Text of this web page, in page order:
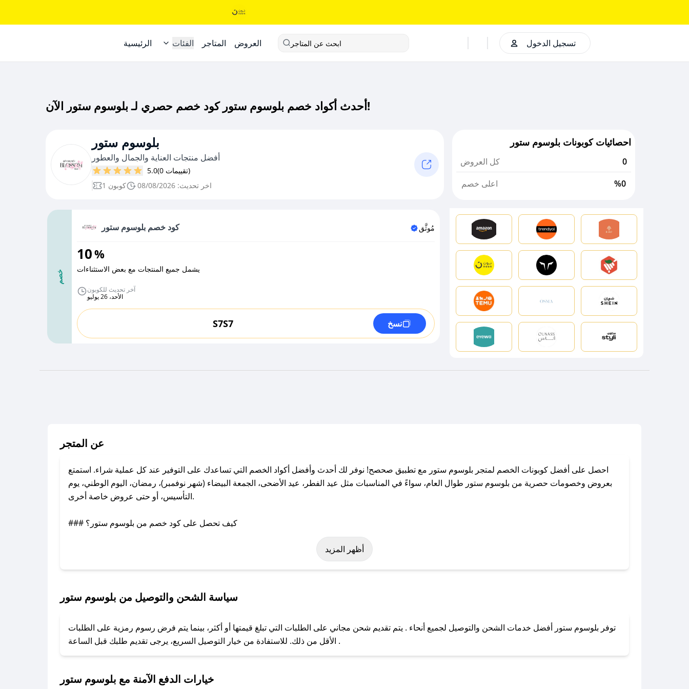
الرئيسية الفئات المتاجر العروض ابحث عن المتاجر تسجيل الدخول
أحدث أكواد خصم بلوسوم ستور كود خصم حصري لـ بلوسوم ستور الآن!
بلوسوم ستور
أفضل منتجات العناية والجمال والعطور
5.0
(0 تقييمات)
1 كوبون
اخر تحديث: 08/08/2026
احصائيات كوبونات بلوسوم ستور
كل العروض
0
اعلى خصم
%0
خصم
كود خصم بلوسوم ستور مُوثَّق
10%
يشمل جميع المنتجات مع بعض الاستثناءات
آخر تحديث للكوبون
الأحد، 26 يوليو
S7S7 نسخ
عن المتجر
احصل على أفضل كوبونات الخصم لمتجر بلوسوم ستور مع تطبيق صحصح! نوفر لك أحدث وأفضل أكواد الخصم التي تساعدك على التوفير عند كل عملية شراء. استمتع
بعروض وخصومات حصرية من بلوسوم ستور طوال العام، سواءً في المناسبات مثل عيد الفطر، عيد الأضحى، الجمعة البيضاء (شهر نوفمبر)، رمضان، اليوم الوطني، يوم
التأسيس، أو حتى عروض خاصة أخرى.
### كيف تحصل على كود خصم من بلوسوم ستور؟
باستخدام تطبيق صحصح، يمكنك العثور بسهولة على كود خصم بلوسوم ستور. وفي حال عدم توفر الكوبون، تواصل معنا عبر تويتر أو البريد الإلكتروني لإضافته بسرعة.
لا تقلق! يمكنك التواصل مع فريق دعم صحصح عبر الرسائل الخاصة على تويتر أو البريد الإلكتروني، وسنقوم بحل المشكلة في أسرع وقت ممكن.
### ماذا أفعل إذا لم أجد كود خصم لمتجري المفضل؟
أظهر المزيد
سياسة الشحن والتوصيل من بلوسوم ستور
توفر بلوسوم ستور أفضل خدمات الشحن والتوصيل لجميع أنحاء . يتم تقديم شحن مجاني على الطلبات التي تبلغ قيمتها أو أكثر، بينما يتم فرض رسوم رمزية على الطلبات
الأقل من ذلك. للاستفادة من خيار التوصيل السريع، يرجى تقديم طلبك قبل الساعة .
خيارات الدفع الآمنة مع بلوسوم ستور